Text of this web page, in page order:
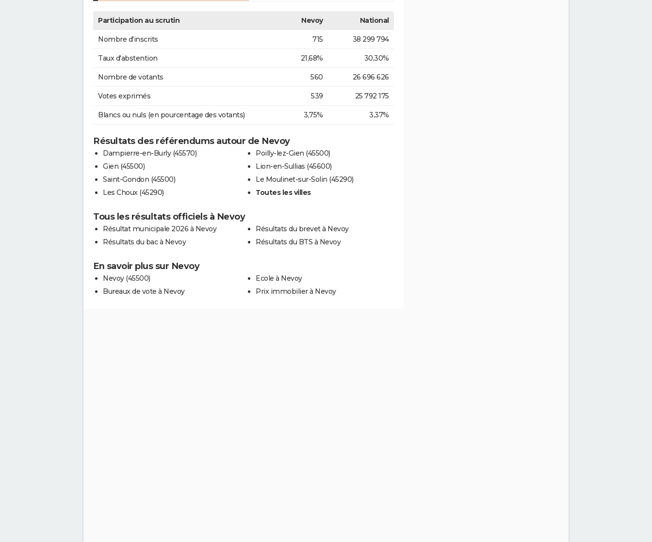
Participation au scrutin Nevoy National
Nombre d'inscrits 715 38 299 794
Taux d'abstention 21,68% 30,30%
Nombre de votants 560 26 696 626
Votes exprimés 539 25 792 175
Blancs ou nuls (en pourcentage des votants) 3,75% 3,37%
Résultats des référendums autour de Nevoy
Dampierre-en-Burly (45570)
Gien (45500)
Saint-Gondon (45500)
Les Choux (45290)
Poilly-lez-Gien (45500)
Lion-en-Sullias (45600)
Le Moulinet-sur-Solin (45290)
Toutes les villes
Tous les résultats officiels à Nevoy
Résultat municipale 2026 à Nevoy
Résultats du bac à Nevoy
Résultats du brevet à Nevoy
Résultats du BTS à Nevoy
En savoir plus sur Nevoy
Nevoy (45500)
Bureaux de vote à Nevoy
Ecole à Nevoy
Prix immobilier à Nevoy